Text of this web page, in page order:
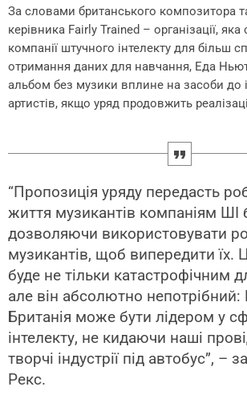
За словами британського композитора
керівника Fairly Trained – організації, яка
компанії штучного інтелекту для більш
отримання даних для навчання, Еда
альбом без музики вплине на засоби до
артистів, якщо уряд продовжить
“Пропозиція уряду передасть
життя музикантів компаніям ШІ
дозволяючи використовувати
музикантів, щоб випередити їх.
буде не тільки катастрофічним
але він абсолютно непотрібний:
Британія може бути лідером у
інтелекту, не кидаючи наші
творчі індустрії під автобус”, –
Рекс.